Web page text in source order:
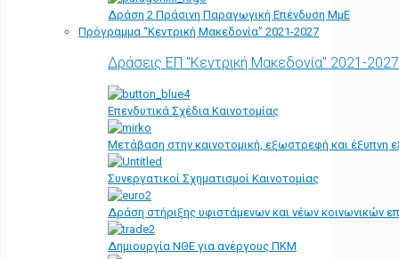
Δράση 2 Πράσινη Παραγωγική Επένδυση ΜμΕ
Πρόγραμμα “Κεντρική Μακεδονία” 2021-2027
Δράσεις ΕΠ "Κεντρική Μακεδονία" 2021-2027
Επενδυτικά Σχέδια Καινοτομίας
Μετάβαση στην καινοτομική, εξωστρεφή και έξυπνη
Συνεργατικοί Σχηματισμοί Καινοτομίας
Δράση στήριξης υφιστάμενων και νέων κοινωνικών
Δημιουργία ΝΘΕ για ανέργους ΠΚΜ